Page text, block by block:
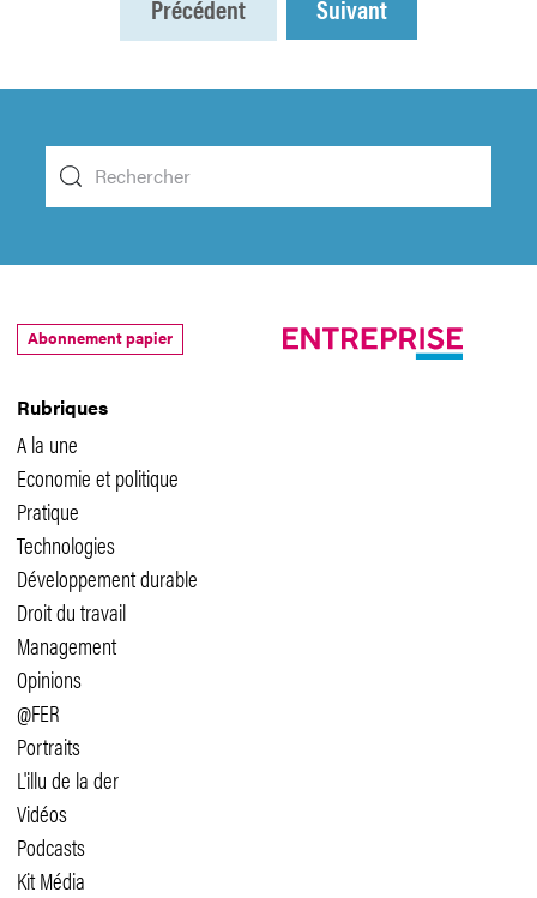
Précédent Suivant
Rubriques
A la une
Economie et politique
Pratique
Technologies
Développement durable
Droit du travail
Management
Opinions
@FER
Portraits
L'illu de la der
Vidéos
Podcasts
Kit Média
Abonnement papier